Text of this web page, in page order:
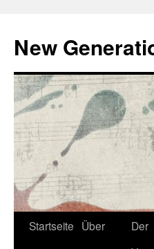
springen
New
Startseite Über
Der